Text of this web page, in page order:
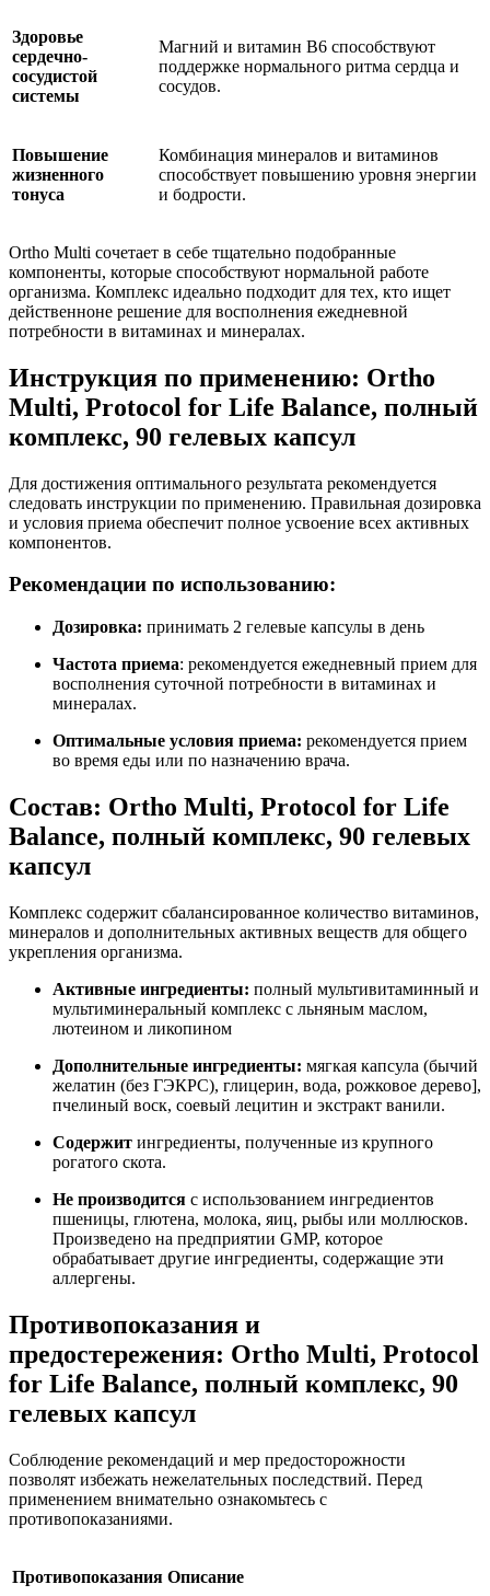
Здоровье
сердечно-
сосудистой
системы
Магний и витамин B6 способствуют
поддержке нормального ритма сердца и
сосудов.
Повышение
жизненного
тонуса
Комбинация минералов и витаминов
способствует повышению уровня энергии
и бодрости.
Ortho Multi сочетает в себе тщательно подобранные
компоненты, которые способствуют нормальной работе
организма. Комплекс идеально подходит для тех, кто ищет
действенноне решение для восполнения ежедневной
потребности в витаминах и минералах.
Инструкция по применению: Ortho
Multi, Protocol for Life Balance, полный
комплекс, 90 гелевых капсул
Для достижения оптимального результата рекомендуется
следовать инструкции по применению. Правильная дозировка
и условия приема обеспечит полное усвоение всех активных
компонентов.
Рекомендации по использованию:
Дозировка: принимать 2 гелевые капсулы в день
Частота приема: рекомендуется ежедневный прием для
восполнения суточной потребности в витаминах и
минералах.
Оптимальные условия приема: рекомендуется прием
во время еды или по назначению врача.
Состав: Ortho Multi, Protocol for Life
Balance, полный комплекс, 90 гелевых
капсул
Комплекс содержит сбалансированное количество витаминов,
минералов и дополнительных активных веществ для общего
укрепления организма.
Активные ингредиенты: полный мультивитаминный и
мультиминеральный комплекс с льняным маслом,
лютеином и ликопином
Дополнительные ингредиенты: мягкая капсула (бычий
желатин (без ГЭКРС), глицерин, вода, рожковое дерево],
пчелиный воск, соевый лецитин и экстракт ванили.
Содержит ингредиенты, полученные из крупного
рогатого скота.
Не производится с использованием ингредиентов
пшеницы, глютена, молока, яиц, рыбы или моллюсков.
Произведено на предприятии GMP, которое
обрабатывает другие ингредиенты, содержащие эти
аллергены.
Противопоказания и
предостережения: Ortho Multi, Protocol
for Life Balance, полный комплекс, 90
гелевых капсул
Соблюдение рекомендаций и мер предосторожности
позволят избежать нежелательных последствий. Перед
применением внимательно ознакомьтесь с
противопоказаниями.
Противопоказания Описание